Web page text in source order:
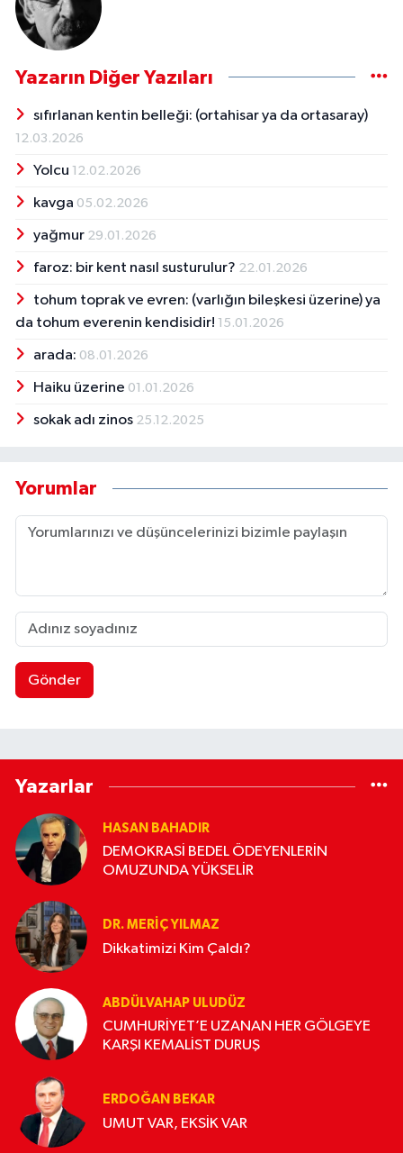
Yazarın Diğer Yazıları
sıfırlanan kentin belleği: (ortahisar ya da ortasaray)
12.03.2026
Yolcu 12.02.2026
kavga 05.02.2026
yağmur 29.01.2026
faroz: bir kent nasıl susturulur? 22.01.2026
tohum toprak ve evren: (varlığın bileşkesi üzerine) ya
da tohum everenin kendisidir! 15.01.2026
arada: 08.01.2026
Haiku üzerine 01.01.2026
sokak adı zinos 25.12.2025
Yorumlar
Gönder
Yazarlar
HASAN BAHADIR
DEMOKRASİ BEDEL ÖDEYENLERİN
OMUZUNDA YÜKSELİR
DR. MERIÇ YILMAZ
Dikkatimizi Kim Çaldı?
ABDÜLVAHAP ULUDÜZ
CUMHURİYET’E UZANAN HER GÖLGEYE
KARŞI KEMALİST DURUŞ
ERDOĞAN BEKAR
UMUT VAR, EKSİK VAR